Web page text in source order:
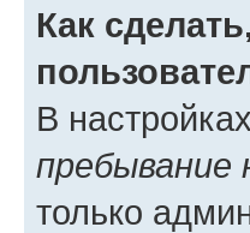
Как
В
пребывание
только